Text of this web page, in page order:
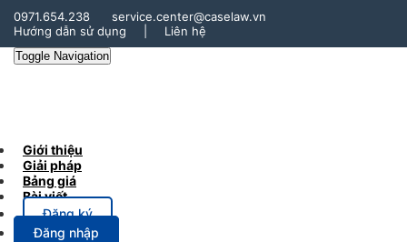
0971.654.238
service.center@caselaw.vn
Hướng dẫn sử dụng
Liên hệ
Toggle Navigation
Giới thiệu
Giải pháp
Bảng giá
Bài viết
Đăng ký
Đăng nhập